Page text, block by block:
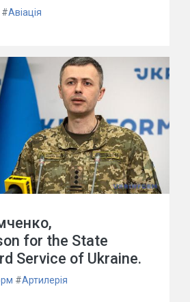
#Авіація
for the State
Service of Ukraine.
#Артилерія